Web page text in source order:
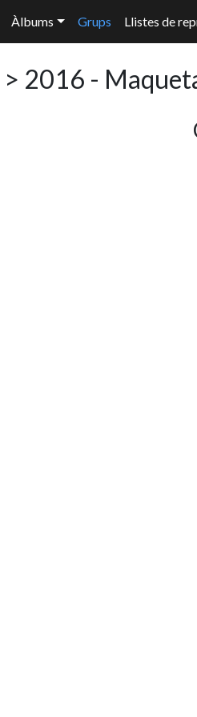
Àlbums Grups Llistes de
> 2016 -